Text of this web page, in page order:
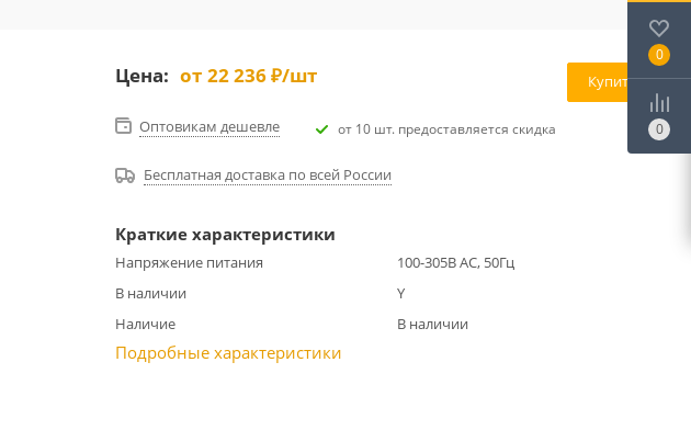
Цена: от 22 236 ₽/шт Купить
Оптовикам дешевле от 10 шт. предоставляется скидка
Бесплатная доставка по всей России
Краткие характеристики
Напряжение питания
100-305В АС, 50Гц
В наличии
Y
Наличие
В наличии
Подробные характеристики
0
0